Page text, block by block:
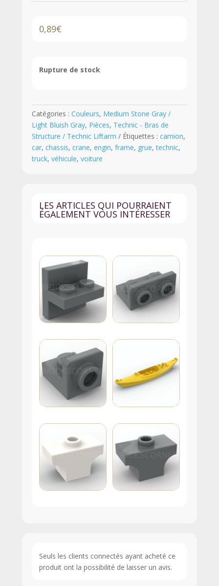
0,89€
Rupture de stock
Catégories : Couleurs, Medium Stone Gray /
Light Bluish Gray, Pièces, Technic - Bras de
Structure / Technic Liftarm
Étiquettes : camion,
car, chassis, crane, engin, frame, grue,technic,
truck, véhicule, voiture
LES ARTICLES QUI POURRAIENT
ÉGALEMENT VOUS INTÉRESSER
Seuls les clients connectés ayant acheté ce
produit ont la possibilité de laisser un avis.